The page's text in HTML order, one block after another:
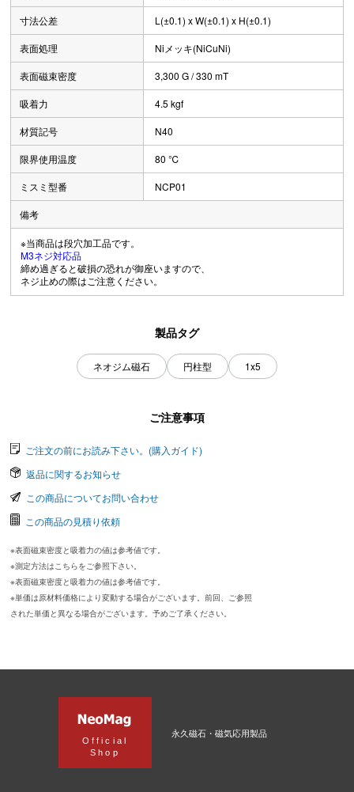
寸法公差 L(±0.1) x W(±0.1) x H(±0.1)
表面処理 Niメッキ(NiCuNi)
表面磁束密度 3,300 G / 330 mT
吸着力 4.5 kgf
材質記号 N40
限界使用温度 80 ℃
ミスミ型番 NCP01
備考
※当商品は段穴加工品です。
M3ネジ対応品
締め過ぎると破損の恐れが御座いますので、
ネジ止めの際はご注意ください。
製品タグ
ネオジム磁石 円柱型 1x5
ご注意事項
ご注文の前にお読み下さい。(購入ガイド)
返品に関するお知らせ
この商品についてお問い合わせ
この商品の見積り依頼
※表面磁束密度と吸着力の値は参考値です。
※測定方法はこちらをご参照下さい。
※表面磁束密度と吸着力の値は参考値です。
※単価は原材料価格により変動する場合がございます。前回、ご参照
された単価と異なる場合がございます。予めご了承ください。
Official
Shop
永久磁石・磁気応用製品